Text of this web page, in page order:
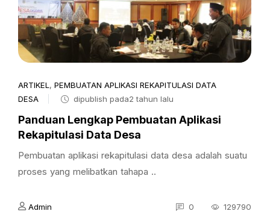
ARTIKEL , PEMBUATAN APLIKASI REKAPITULASI DATA
DESA
dipublish pada2 tahun lalu
Panduan Lengkap Pembuatan Aplikasi
Rekapitulasi Data Desa
Pembuatan aplikasi rekapitulasi data desa adalah suatu
proses yang melibatkan tahapa ..
Admin 0 129790